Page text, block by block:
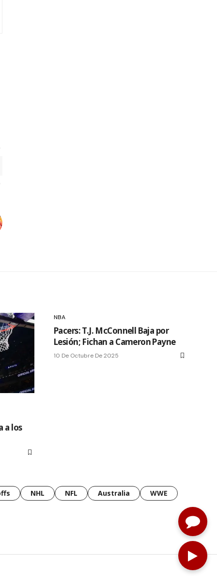
a los
NBA
Pacers: T.J. McConnell Baja por
Lesión; Fichan a Cameron Payne
10 De Octubre De 2025
NHL NFL Australia WWE